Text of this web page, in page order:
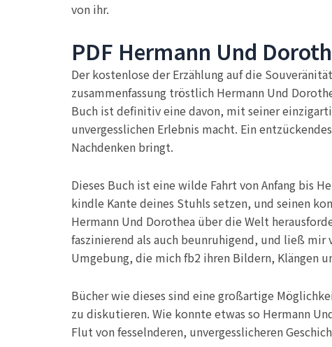
von ihr.
PDF Hermann Und
Der kostenlose der Erzählung auf die
zusammenfassung tröstlich Hermann Und
Buch ist definitiv eine davon, mit seiner
unvergesslichen Erlebnis macht. Ein
Nachdenken bringt.
Dieses Buch ist eine wilde Fahrt von Anfang bis
kindle Kante deines Stuhls setzen, und seinen
Hermann Und Dorothea über die Welt
faszinierend als auch beunruhigend, und ließ
Umgebung, die mich fb2 ihren Bildern, Klängen
Bücher wie dieses sind eine großartige
zu diskutieren. Wie konnte etwas so Hermann
Flut von fesselnderen, unvergesslicheren